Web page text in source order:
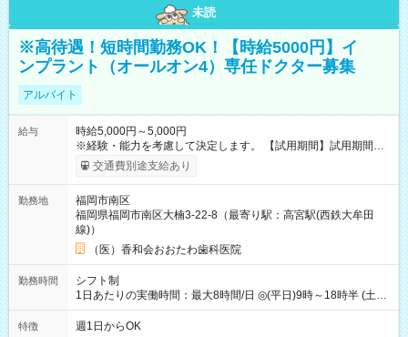
未読
※高待遇！短時間勤務OK！【時給5000円】イ
ンプラント（オールオン4）専任ドクター募集
アルバイト
給与
時給5,000円～5,000円
※経験・能力を考慮して決定します。 【試用期間】試用期間な
し 交通費別途支給あり
勤務地
福岡市南区
福岡県福岡市南区大楠3-22-8（最寄り駅：高宮駅(西鉄大牟田
線)）
（医）香和会おおたわ歯科医院
勤務時間
シフト制
1日あたりの実働時間：最大8時間/日 ◎(平日)9時～18時半 (土
曜)9時～18時 上記より週1日～短時間勤務OK。
特徴 週1日からOK